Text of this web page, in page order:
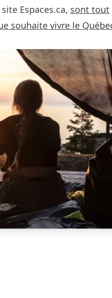
Espaces.ca, sont tout
souhaite vivre le